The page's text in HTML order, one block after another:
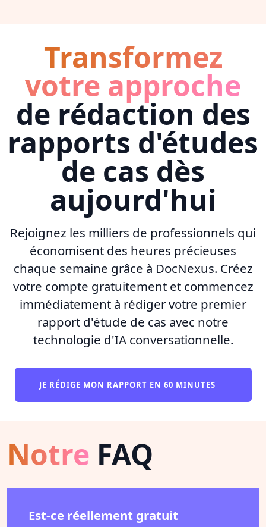
Transformez
votre approche
de rédaction des
rapports d'études
de cas dès
aujourd'hui
Rejoignez les milliers de professionnels qui
économisent des heures précieuses
chaque semaine grâce à DocNexus. Créez
votre compte gratuitement et commencez
immédiatement à rédiger votre premier
rapport d'étude de cas avec notre
technologie d'IA conversationnelle.
JE RÉDIGE MON RAPPORT EN 60 MINUTES
Notre FAQ
Est-ce réellement gratuit